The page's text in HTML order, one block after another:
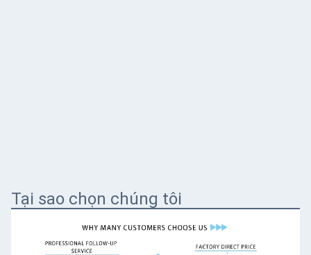
Tại sao chọn chúng tôi